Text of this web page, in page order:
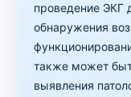
проведение ЭКГ
обнаружения
также может
выявления